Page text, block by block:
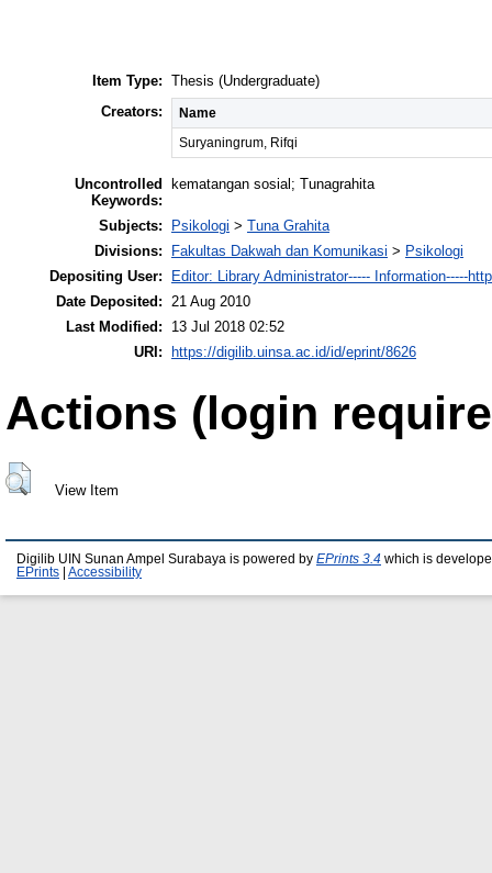
Item Type: Thesis (Undergraduate)
Creators:
Name
Suryaningrum, Rifqi
Uncontrolled
Keywords:
kematangan sosial; Tunagrahita
Subjects: Psikologi > Tuna Grahita
Divisions:
Fakultas Dakwah dan Komunikasi > Psikologi
Depositing User:
Editor: Library Administrator----- Information-----
Date Deposited: 21 Aug 2010
Last Modified:
13 Jul 2018 02:52
URI:
https://digilib.uinsa.ac.id/id/eprint/8626
Actions (login
View Item
Digilib UIN Sunan Ampel Surabaya is powered by EPrints 3.4 which is
EPrints
Accessibility